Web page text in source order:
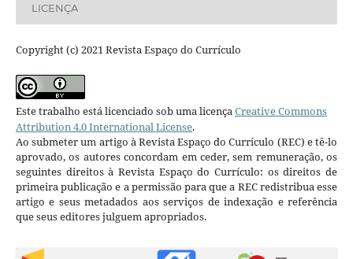
LICENÇA
Copyright (c) 2021 Revista Espaço do Currículo
Este trabalho está licenciado sob uma licençaCreative Commons
Attribution 4.0 International License.
Ao submeter um artigo à Revista Espaço do Currículo (REC) e tê-lo
aprovado, os autores concordam em ceder, sem remuneração, os
seguintes direitos à Revista Espaço do Currículo: os direitos de
primeira publicação e a permissão para que a REC redistribua esse
artigo e seus metadados aos serviços de indexação e referência
que seus editores julguem apropriados.